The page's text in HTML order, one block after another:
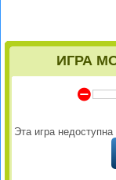
ИГРА
Y
Эта игра